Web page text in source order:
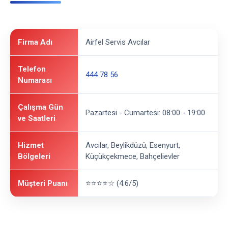
Firma Adı Airfel Servis Avcılar
Telefon
Numarası
444 78 56
Çalışma Gün
ve Saatleri
Pazartesi - Cumartesi: 08:00 - 19:00
Hizmet
Bölgeleri
Avcılar, Beylikdüzü, Esenyurt,
Küçükçekmece, Bahçelievler
Müşteri Puanı ⭐⭐⭐⭐☆ (4.6/5)